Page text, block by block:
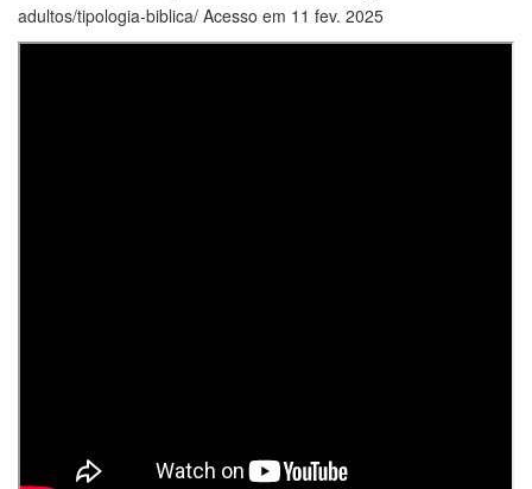
adultos/tipologia-biblica/ Acesso em 11 fev. 2025